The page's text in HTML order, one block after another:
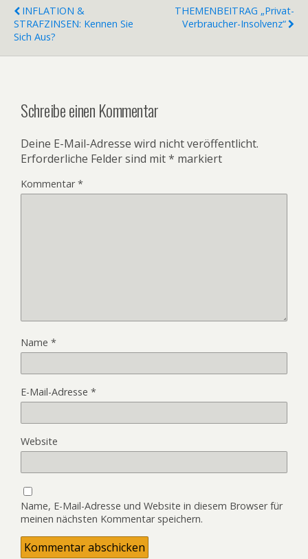
INFLATION &
STRAFZINSEN: Kennen Sie
Sich Aus?
THEMENBEITRAG „Privat-
Verbraucher-Insolvenz“
Schreibe einen Kommentar
Deine E-Mail-Adresse wird nicht veröffentlicht.
Erforderliche Felder sind mit* markiert
Kommentar*
Name *
E-Mail-Adresse *
Website
Name, E-Mail-Adresse und Website in diesem Browser für
meinen nächsten Kommentar speichern.